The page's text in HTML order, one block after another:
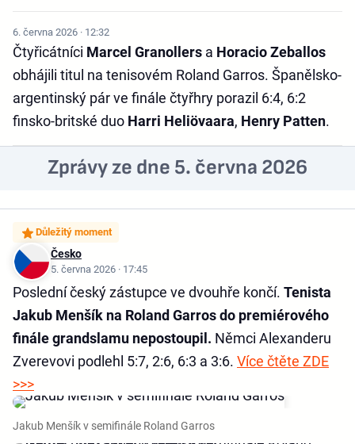
6. června 2026 · 12:32
Čtyřicátníci Marcel Granollers a Horacio Zeballos
obhájili titul na tenisovém Roland Garros. Španělsko-
argentinský pár ve finále čtyřhry porazil 6:4, 6:2
finsko-britské duo Harri Heliövaara, Henry Patten.
Zprávy ze dne 5. června 2026
Důležitý moment
Česko
5. června 2026 · 17:45
Poslední český zástupce ve dvouhře končí. Tenista
Jakub Menšík na Roland Garros do premiérového
finále grandslamu nepostoupil. Němci Alexanderu
Zverevovi podlehl 5:7, 2:6, 6:3 a 3:6. Více čtěte ZDE
>>>
Jakub Menšík v semifinále Roland Garros